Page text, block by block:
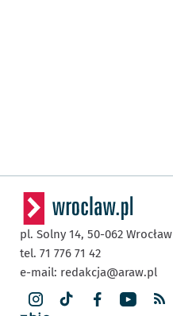
pl. Solny 14, 50-062 Wrocław
tel. 71 776 71 42
e-mail: redakcja@araw.pl